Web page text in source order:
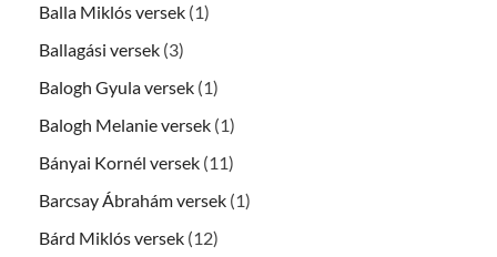
Balla Miklós versek (1)
Ballagási versek (3)
Balogh Gyula versek (1)
Balogh Melanie versek (1)
Bányai Kornél versek (11)
Barcsay Ábrahám versek (1)
Bárd Miklós versek (12)